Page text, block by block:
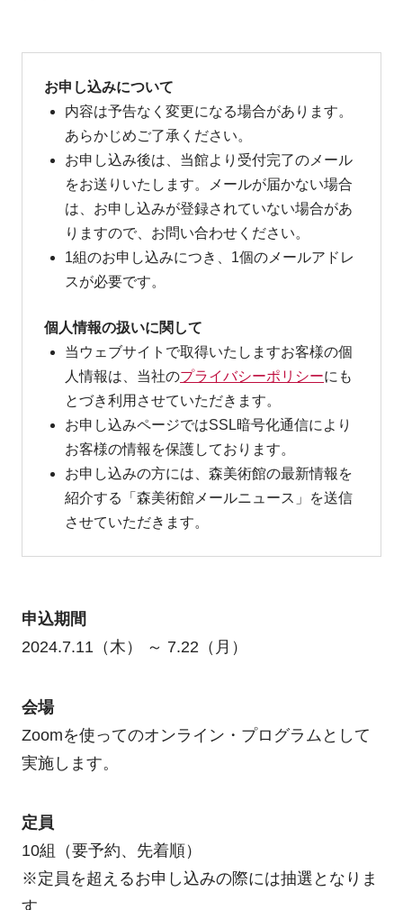
お申し込みについて
内容は予告なく変更になる場合があります。
あらかじめご了承ください。
お申し込み後は、当館より受付完了のメール
をお送りいたします。メールが届かない場合
は、お申し込みが登録されていない場合があ
りますので、お問い合わせください。
1組のお申し込みにつき、1個のメールアドレ
スが必要です。
個人情報の扱いに関して
当ウェブサイトで取得いたしますお客様の個
人情報は、当社のプライバシーポリシーにも
とづき利用させていただきます。
お申し込みページではSSL暗号化通信により
お客様の情報を保護しております。
お申し込みの方には、森美術館の最新情報を
紹介する「森美術館メールニュース」を送信
させていただきます。
申込期間
2024.7.11（木） ～ 7.22（月）
会場
Zoomを使ってのオンライン・プログラムとして
実施します。
定員
10組（要予約、先着順）
※定員を超えるお申し込みの際には抽選となりま